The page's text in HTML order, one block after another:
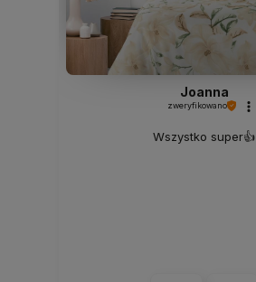
Joanna
zweryfikowano
Wszystko super👍️